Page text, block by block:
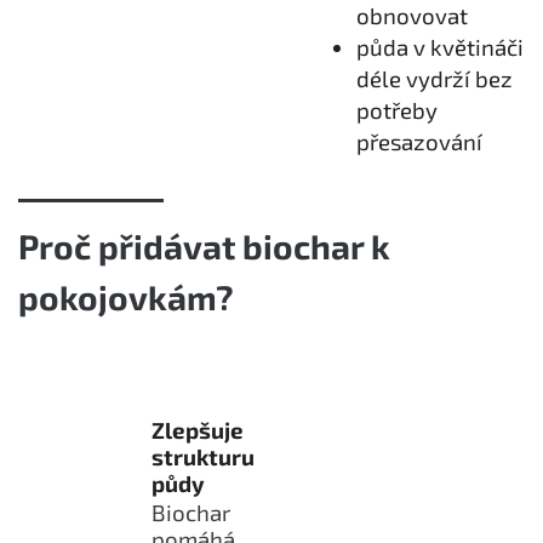
obnovovat
půda v květináči
déle vydrží bez
potřeby
přesazování
Proč přidávat biochar k
pokojovkám?
Zlepšuje
strukturu
půdy
Biochar